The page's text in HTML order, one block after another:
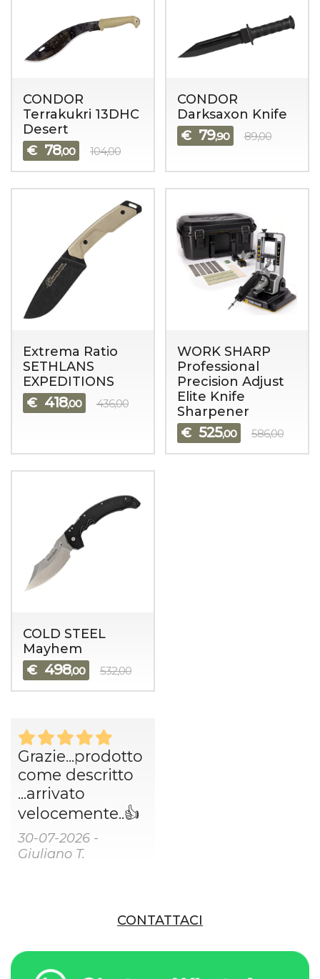
CONDOR
Terrakukri 13DHC
Desert
€ 78,00 104,00
CONDOR
Darksaxon Knife
€ 79,90 89,00
Extrema Ratio
SETHLANS
EXPEDITIONS
€ 418,00 436,00
WORK SHARP
Professional
Precision Adjust
Elite Knife
Sharpener
€ 525,00 586,00
COLD STEEL
Mayhem
€ 498,00 532,00
Grazie...prodotto
come descritto
...arrivato
velocemente..👍
30-07-2026 -
Giuliano T.
CONTATTACI